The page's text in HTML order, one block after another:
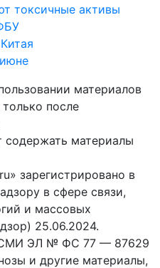
токсичные активы
материалов
после
материалы
зарегистрировано в
в сфере связи,
и массовых
25.06.2024.
СМИ ЭЛ № ФС 77 — 87629
и другие материалы,